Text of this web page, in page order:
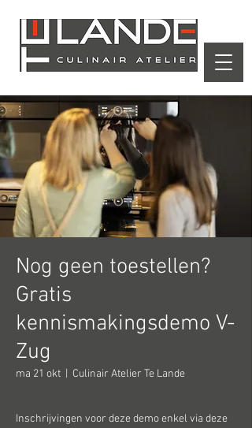
Nog geen toestellen?
Gratis
kennismakingsdemo V-
Zug
ma 21 okt Culinair Atelier Te Lande
Inschrijvingen voor deze demo enkel via deze